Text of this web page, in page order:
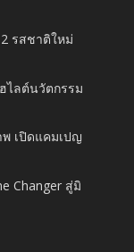
รสชาติใหม่
ไลต์นวัตกรรม
เปิดแคมเปญ
Changer สู่มิ